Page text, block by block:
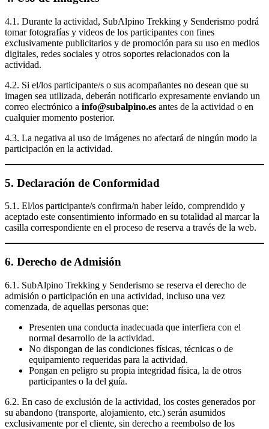
4.1. Durante la actividad, SubAlpino Trekking y Senderismo podrá
tomar fotografías y videos de los participantes con fines
exclusivamente publicitarios y de promoción para su uso en medios
digitales, redes sociales y otros soportes relacionados con la
actividad.
4.2. Si el/los participante/s o sus acompañantes no desean que su
imagen sea utilizada, deberán notificarlo expresamente enviando un
correo electrónico a info@subalpino.es antes de la actividad o en
cualquier momento posterior.
4.3. La negativa al uso de imágenes no afectará de ningún modo la
participación en la actividad.
5. Declaración de Conformidad
5.1. El/los participante/s confirma/n haber leído, comprendido y
aceptado este consentimiento informado en su totalidad al marcar la
casilla correspondiente en el proceso de reserva a través de la web.
6. Derecho de Admisión
6.1. SubAlpino Trekking y Senderismo se reserva el derecho de
admisión o participación en una actividad, incluso una vez
comenzada, de aquellas personas que:
Presenten una conducta inadecuada que interfiera con el
normal desarrollo de la actividad.
No dispongan de las condiciones físicas, técnicas o de
equipamiento requeridas para la actividad.
Pongan en peligro su propia integridad física, la de otros
participantes o la del guía.
6.2. En caso de exclusión de la actividad, los costes generados por
su abandono (transporte, alojamiento, etc.) serán asumidos
exclusivamente por el cliente, sin derecho a reembolso de los